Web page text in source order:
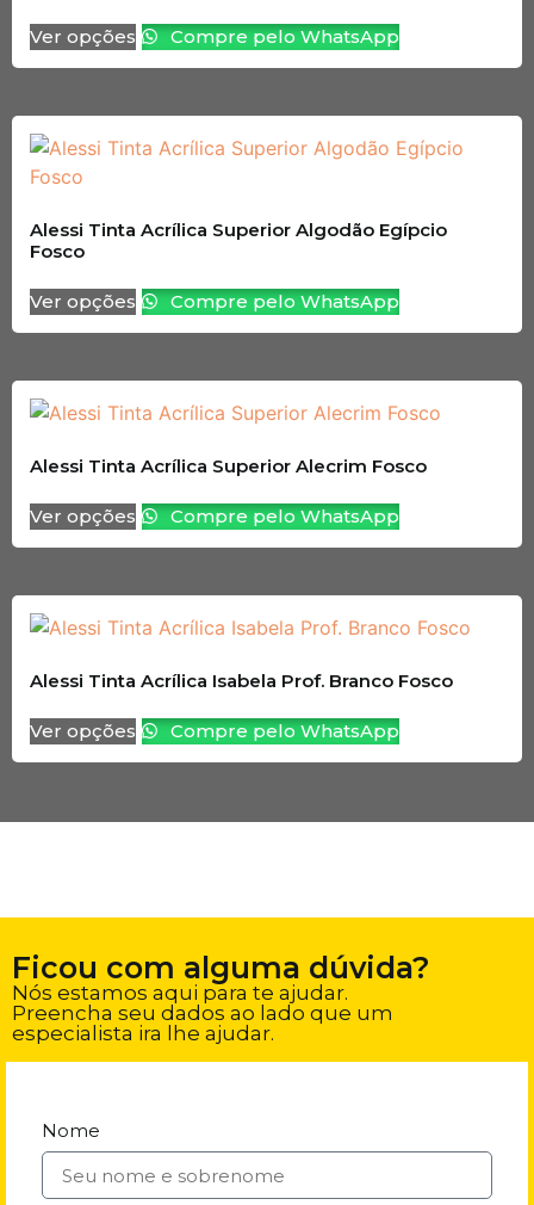
Ver opções Compre pelo WhatsApp
Alessi Tinta Acrílica Superior Algodão Egípcio
Fosco
Ver opções Compre pelo WhatsApp
Alessi Tinta Acrílica Superior Alecrim Fosco
Ver opções Compre pelo WhatsApp
Alessi Tinta Acrílica Isabela Prof. Branco Fosco
Ver opções Compre pelo WhatsApp
Ficou com alguma dúvida?
Nós estamos aqui para te ajudar.
Preencha seu dados ao lado que um
especialista ira lhe ajudar.
Nome